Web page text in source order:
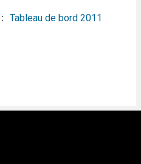
Tableau de bord 2011